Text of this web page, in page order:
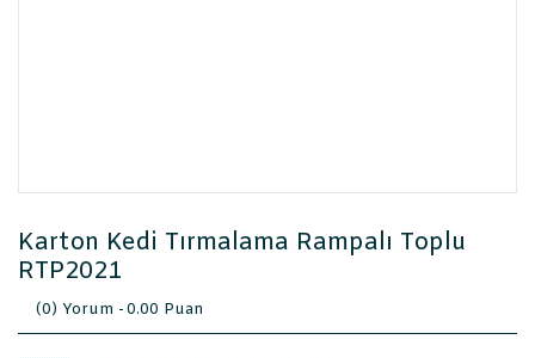
Karton Kedi Tırmalama Rampalı Toplu
RTP2021
(0) Yorum -0.00 Puan